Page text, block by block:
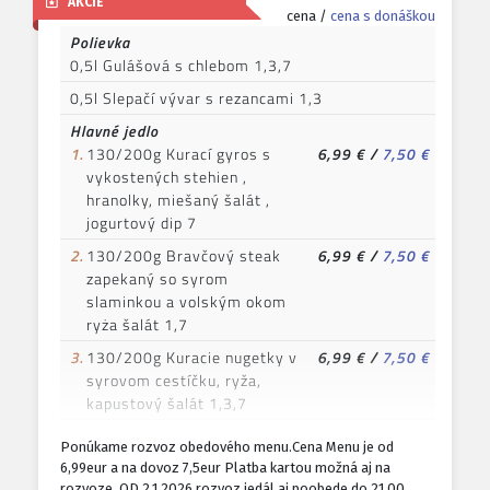
cena / cena s donáškou
Polievka
0,5l Gulášová s chlebom 1,3,7
0,5l Slepačí vývar s rezancami 1,3
Hlavné jedlo
1. 130/200g Kurací gyros s
vykostených stehien ,
hranolky, miešaný šalát ,
jogurtový dip 7
6,99 €/ 7,50 €
2. 130/200g Bravčový steak
zapekaný so syrom
slaminkou a volským okom
ryża šalát 1,7
6,99 €/ 7,50 €
3. 130/200g Kuracie nugetky v
syrovom cestíčku, ryža,
kapustový šalát 1,3,7
6,99 €/ 7,50 €
130/200g Vyprážané
šampiony varené zemniaky,
tatarská omáčka 1,3,7
6,99 € 7,50 €
Ponúkame rozvoz obedového menu.Cena Menu je od
6,99eur a na dovoz 7,5eur Platba kartou možná aj na